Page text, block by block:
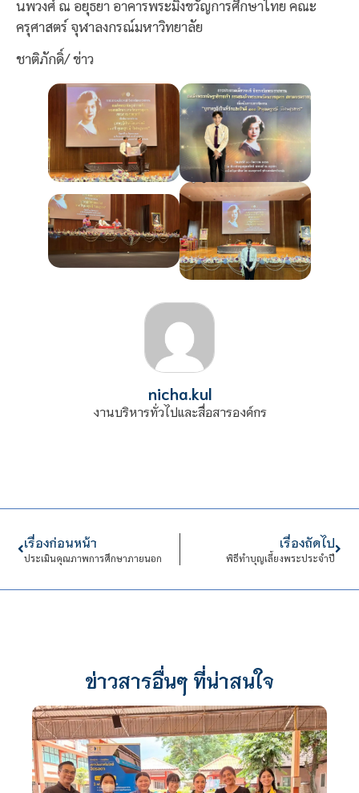
นพวงศ์ ณ อยุธยา อาคารพระมิ่งขวัญการศึกษาไทย คณะ
ครุศาสตร์ จุฬาลงกรณ์มหาวิทยาลัย
ชาติภักดิ์/ ข่าว
nicha.kul
งานบริหารทั่วไปและสื่อสารองค์กร
เรื่องก่อนหน้า
ประเมินคุณภาพการศึกษาภายนอก
เรื่องถัดไป
พิธีทำบุญเลี้ยงพระประจำปี
ข่าวสารอื่นๆ ที่น่าสนใจ